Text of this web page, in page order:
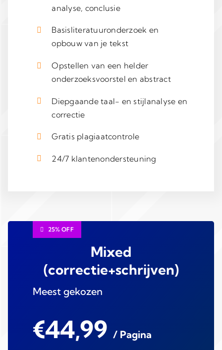
analyse, conclusie
Basisliteratuuronderzoek en
opbouw van je tekst
Opstellen van een helder
onderzoeksvoorstel en abstract
Diepgaande taal- en stijlanalyse en
correctie
Gratis plagiaatcontrole
24/7 klantenondersteuning
25% OFF
Mixed
(correctie+schrijven)
Meest gekozen
€44,99 / Pagina